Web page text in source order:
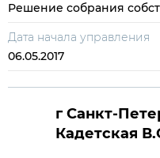
Решение собрания
Дата начала управления
06.05.2017
г Санкт-
Кадетская